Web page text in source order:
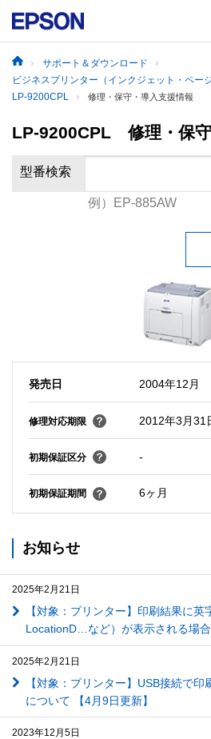
サポート＆ダウンロード
ビジネスプリンター（インクジェット・ペー
LP-9200CPL
修理・保守・導入支援情報
LP-9200CPL 修理・保
型番検索
例）EP-885AW
発売日 2004年12月
修理対応期限 2012年3月31
初期保証区分 -
初期保証期間 6ヶ月
お知らせ
2025年2月21日
【対象：プリンター】印刷結果に
LocationD…など）が表示される場合
2025年2月21日
【対象：プリンター】USB接続で
について 【4月9日更新】
2023年12月5日